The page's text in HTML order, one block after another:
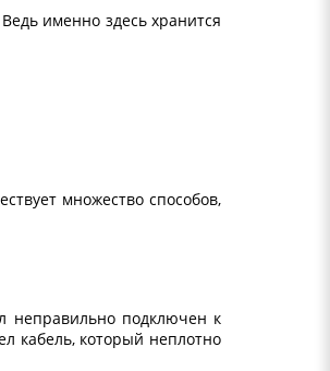
именно здесь хранится
множество способов,
неправильно подключен к
кабель, который неплотно